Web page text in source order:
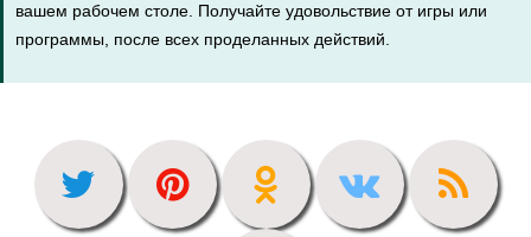
вашем рабочем столе. Получайте удовольствие от игры или
программы, после всех проделанных действий.